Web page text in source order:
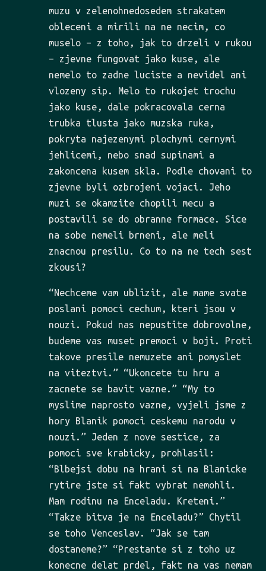
muzu v zelenohnedosedem strakatem
obleceni a mirili na ne necim, co
muselo – z toho, jak to drzeli v rukou
– zjevne fungovat jako kuse, ale
nemelo to zadne luciste a nevidel ani
vlozeny sip. Melo to rukojet trochu
jako kuse, dale pokracovala cerna
trubka tlusta jako muzska ruka,
pokryta najezenymi plochymi cernymi
jehlicemi, nebo snad supinami a
zakoncena kusem skla. Podle chovani to
zjevne byli ozbrojeni vojaci. Jeho
muzi se okamzite chopili mecu a
postavili se do obranne formace. Sice
na sobe nemeli brneni, ale meli
znacnou presilu. Co to na ne tech sest
zkousi?
“Nechceme vam ublizit, ale mame svate
poslani pomoci cechum, kteri jsou v
nouzi. Pokud nas nepustite dobrovolne,
budeme vas muset premoci v boji. Proti
takove presile nemuzete ani pomyslet
na viteztvi.” “Ukoncete tu hru a
zacnete se bavit vazne.” “My to
myslime naprosto vazne, vyjeli jsme z
hory Blanik pomoci ceskemu narodu v
nouzi.” Jeden z nove sestice, za
pomoci sve krabicky, prohlasil:
“Blbejsi dobu na hrani si na Blanicke
rytire jste si fakt vybrat nemohli.
Mam rodinu na Enceladu. Kreteni.”
“Takze bitva je na Enceladu?” Chytil
se toho Venceslav. “Jak se tam
dostaneme?” “Prestante si z toho uz
konecne delat prdel, fakt na vas nemam